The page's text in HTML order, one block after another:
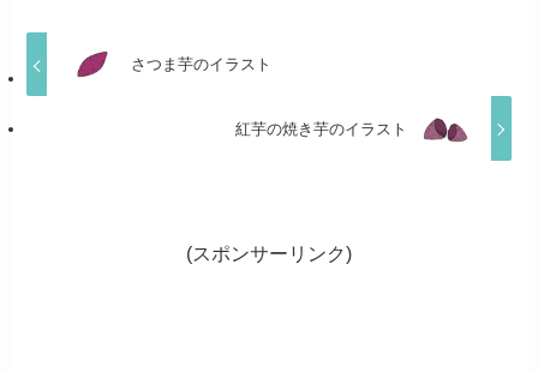
さつま芋のイラスト
紅芋の焼き芋のイラスト
(スポンサーリンク)